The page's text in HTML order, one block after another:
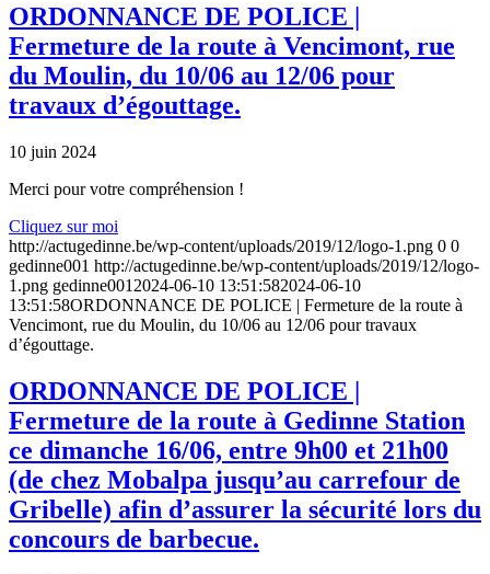
ORDONNANCE DE POLICE |
Fermeture de la route à Vencimont, rue
du Moulin, du 10/06 au 12/06 pour
travaux d’égouttage.
10 juin 2024
Merci pour votre compréhension !
Cliquez sur moi
http://actugedinne.be/wp-content/uploads/2019/12/logo-1.png 0 0
gedinne001 http://actugedinne.be/wp-content/uploads/2019/12/logo-
1.png gedinne001 2024-06-10 13:51:582024-06-10
13:51:58ORDONNANCE DE POLICE | Fermeture de la route à
Vencimont, rue du Moulin, du 10/06 au 12/06 pour travaux
d’égouttage.
ORDONNANCE DE POLICE |
Fermeture de la route à Gedinne Station
ce dimanche 16/06, entre 9h00 et 21h00
(de chez Mobalpa jusqu’au carrefour de
Gribelle) afin d’assurer la sécurité lors du
concours de barbecue.